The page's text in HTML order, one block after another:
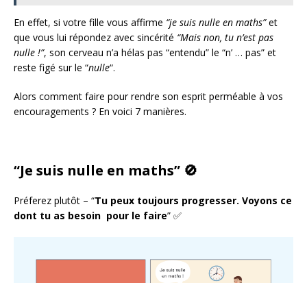
En effet, si votre fille vous affirme “je suis nulle en maths”et
que vous lui répondez avec sincérité “Mais non, tu n’est pas
nulle !”, son cerveau n’a hélas pas “entendu” le “n’ … pas” et
reste figé sur le “nulle“.
Alors comment faire pour rendre son esprit perméable à vos
encouragements ? En voici 7 manières.
“Je suis nulle en maths” 🚫
Préferez plutôt – “Tu peux toujours progresser. Voyons ce
dont tu as besoin pour le faire” ✅